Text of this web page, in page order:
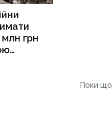
млн грн
Поки що